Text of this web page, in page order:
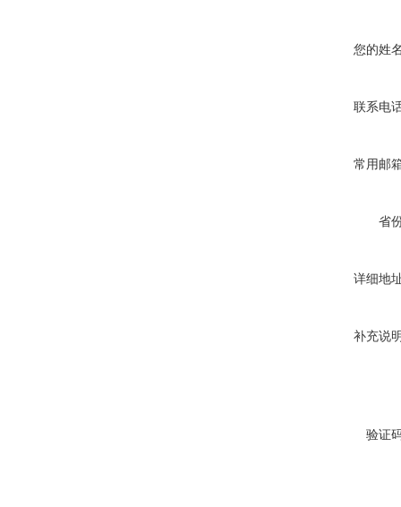
您的姓
联系电
常用邮
省
详细地
补充说
验证